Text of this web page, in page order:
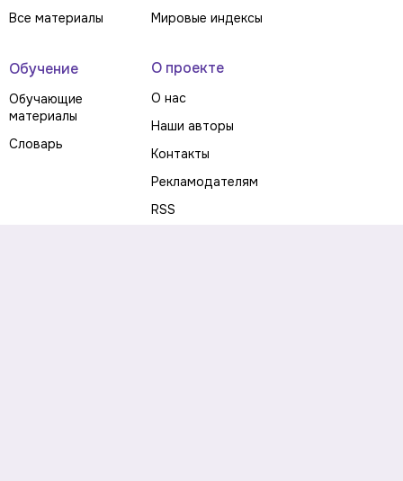
Все материалы
Мировые индексы
Обучение
Обучающие
материалы
Словарь
О проекте
О нас
Наши авторы
Контакты
Рекламодателям
RSS